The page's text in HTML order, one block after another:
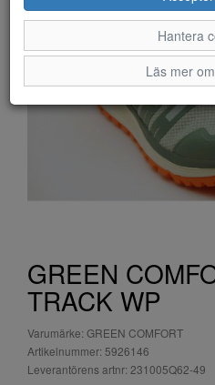
GREEN
TRACK WP
Varumärke: GREEN COMFORT
Artikelnummer: 5926146
Leverantörens artnr: 231005Q62-49
Hantera
Läs mer